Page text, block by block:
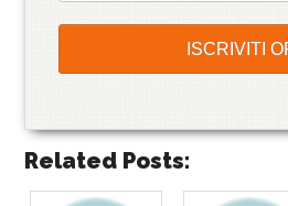
Related Posts: